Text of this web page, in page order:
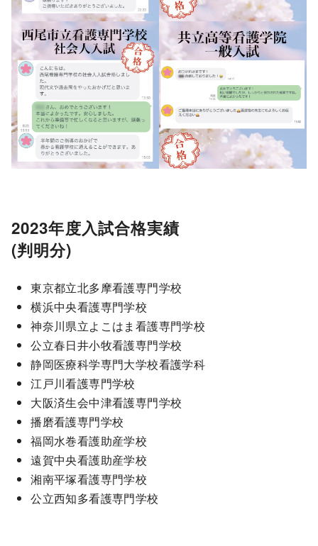
2023年度入試合格実績
(判明分)
東京都立北多摩看護専門学校
横浜中央看護専門学校
神奈川県立よこはま看護専門学校
公立春日井小牧看護専門学校
静岡医療科学専門大学校看護学科
江戸川看護専門学校
大阪済生会中津看護専門学校
播磨看護専門学校
福岡水巻看護助産学校
遠賀中央看護助産学校
湘南平塚看護専門学校
公立西知多看護専門学校